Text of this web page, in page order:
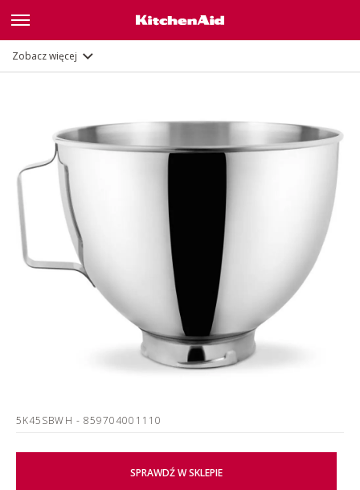
Zobacz więcej
5K45SBWH - 859704001110
SPRAWDŹ W SKLEPIE